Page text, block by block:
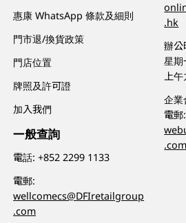
惠康 WhatsApp 條款及細則
門市退/換貨政策
門店位置
牌照及許可證
加入我們
一般查詢
電話:+852 2299 1133
電郵:
wellcomecs@DFIretailgroup
.com
.hk
辦公
星期
上午
企業
電郵:
.com